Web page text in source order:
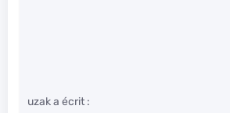
uzak a écrit :